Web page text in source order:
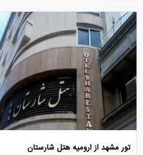
تور مشهد از ارومیه هتل شارستان